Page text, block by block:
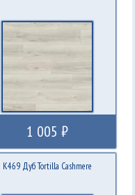
1 005 ₽
K469 Дуб Tortilla Cashmere